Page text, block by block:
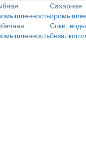
Сахарная
Соки,